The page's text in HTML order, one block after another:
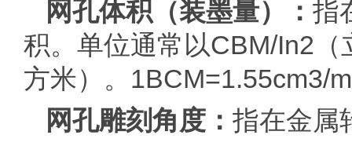
网孔体积（装墨量）： 指
积。单位通常以CBM/In2
方米）。1BCM=1.55cm3/
网孔雕刻角度： 指在金属